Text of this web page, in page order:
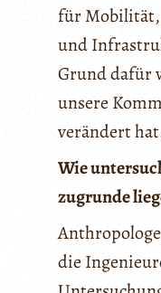
für Mobilität,
und
Grund dafür
unsere
verändert
Wie
zugrunde
die